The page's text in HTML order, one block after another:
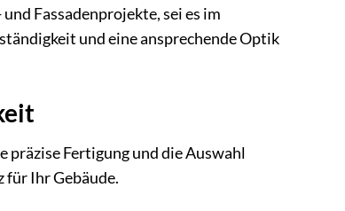
Fassadenprojekte, sei es im
und eine ansprechende Optik
präzise Fertigung und die Auswahl
für Ihr Gebäude.